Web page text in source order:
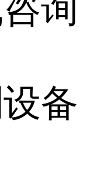
询
备